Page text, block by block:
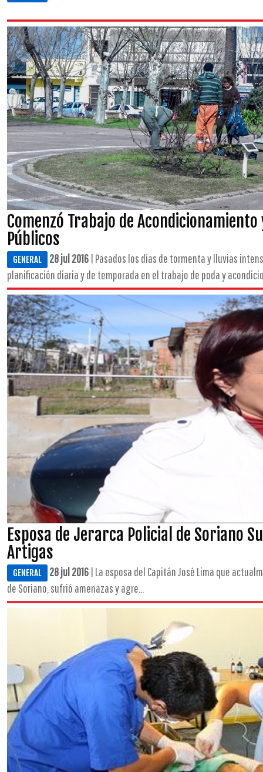
Comenzó Trabajo de Acondicionamiento
Públicos
GENERAL 28 jul 2016 | Pasados los días de tormenta y lluvias
planificación diaria y de temporada en el trabajo de poda y
Esposa de Jerarca Policial de Soriano
Artigas
GENERAL 28 jul 2016 | La esposa del Capitán José Lima que
de Soriano, sufrió amenazas y agre...